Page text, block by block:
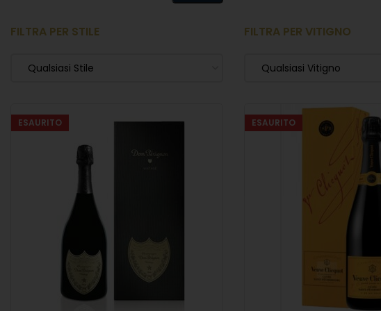
FILTRA PER STILE
Qualsiasi Stile
FILTRA PER VITIGNO
Qualsiasi Vitigno
ESAURITO ESAURITO